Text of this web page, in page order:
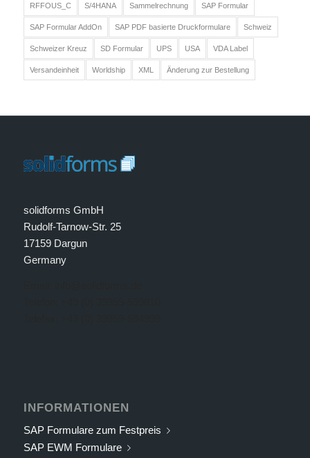
RFFOUS_C S/4HANA Sammelrechnung SAP Formular
SAP Formular AddOn SAP PDF basierte Druckformulare Schweiz
Schweizer Kreuz SD Formular UPS USA VDA Label
Versandeinheit Worldship XML Änderung zur Bestellung
solidforms GmbH
Rudolf-Tarnow-Str. 25
17159 Dargun
Germany
INFORMATIONEN
SAP Formulare zum Festpreis
SAP EWM Formulare